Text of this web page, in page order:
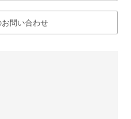
問い合わせ